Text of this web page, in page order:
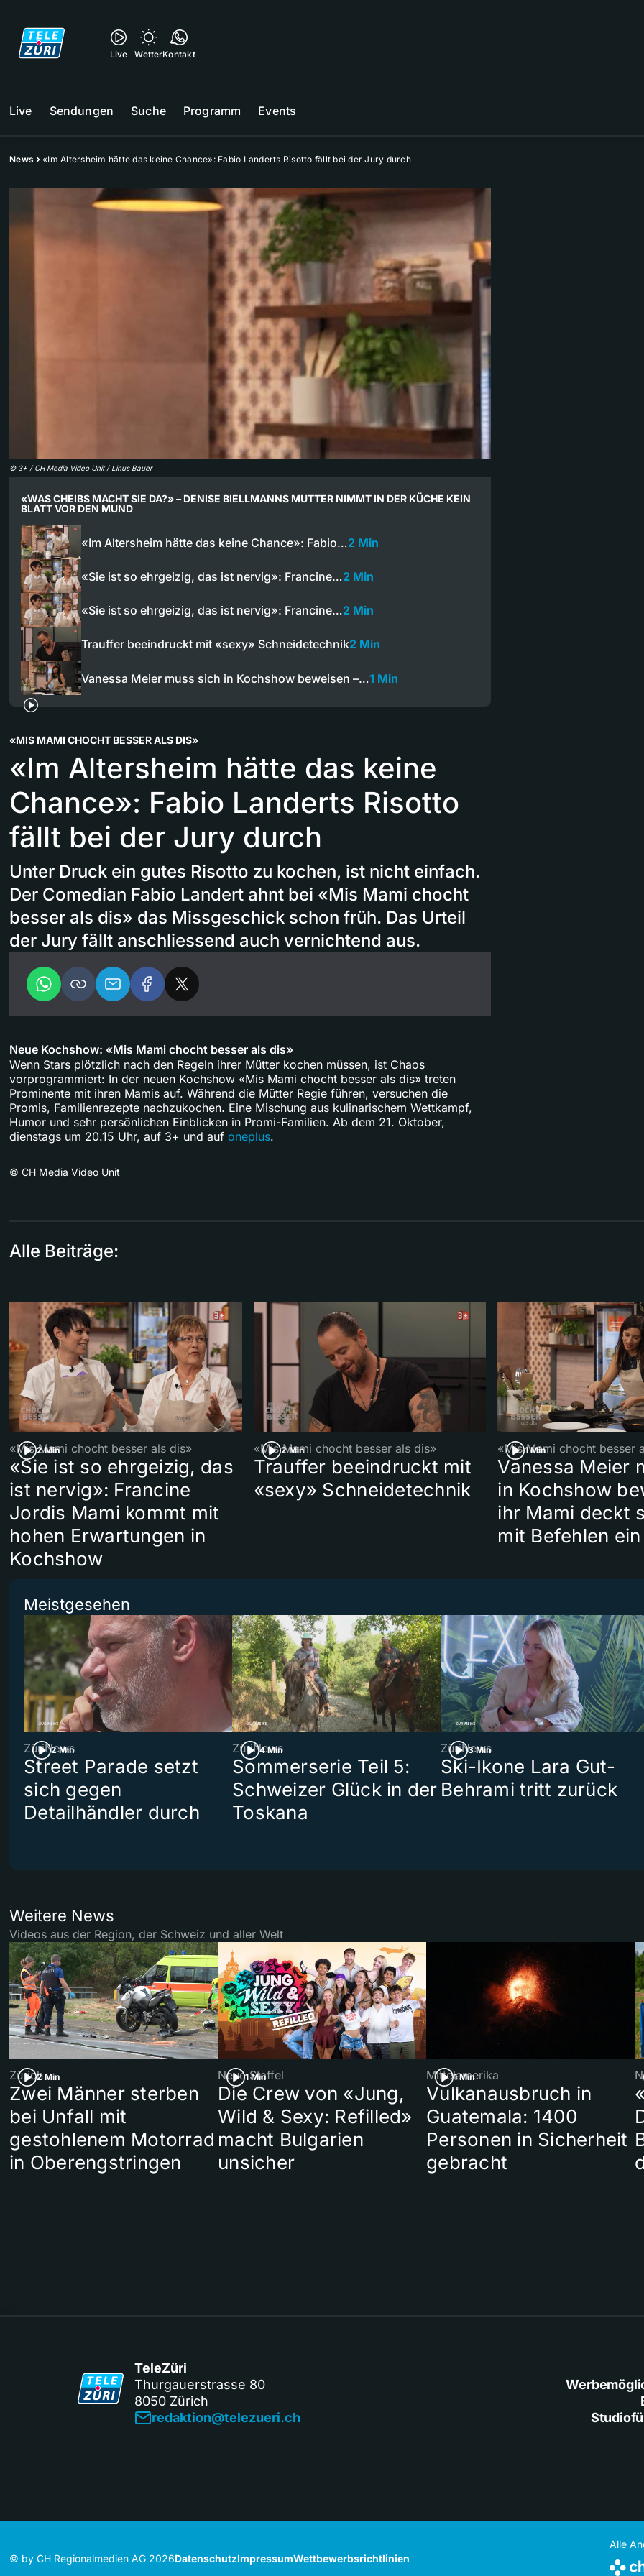
Live WetterKontakt
Live Sendungen Suche Programm Events
News «Im Altersheim hätte das keine Chance»: Fabio Landerts Risotto fällt bei der Jury durch
© 3+ / CH Media Video Unit / Linus Bauer
«WAS CHEIBS MACHT SIE DA?» – DENISE BIELLMANNS MUTTER NIMMT IN DER KÜCHE KEIN
BLATT VOR DEN MUND
«Im Altersheim hätte das keine Chance»: Fabio…2 Min
«Sie ist so ehrgeizig, das ist nervig»: Francine…2 Min
«Sie ist so ehrgeizig, das ist nervig»: Francine…2 Min
Trauffer beeindruckt mit «sexy» Schneidetechnik2 Min
Vanessa Meier muss sich in Kochshow beweisen –…1 Min
«MIS MAMI CHOCHT BESSER ALS DIS»
«Im Altersheim hätte das keine
Chance»: Fabio Landerts Risotto
fällt bei der Jury durch
Unter Druck ein gutes Risotto zu kochen, ist nicht einfach.
Der Comedian Fabio Landert ahnt bei «Mis Mami chocht
besser als dis» das Missgeschick schon früh. Das Urteil
der Jury fällt anschliessend auch vernichtend aus.
Neue Kochshow: «Mis Mami chocht besser als dis»
Wenn Stars plötzlich nach den Regeln ihrer Mütter kochen müssen, ist Chaos
vorprogrammiert: In der neuen Kochshow «Mis Mami chocht besser als dis» treten
Prominente mit ihren Mamis auf. Während die Mütter Regie führen, versuchen die
Promis, Familienrezepte nachzukochen. Eine Mischung aus kulinarischem Wettkampf,
Humor und sehr persönlichen Einblicken in Promi-Familien. Ab dem 21. Oktober,
dienstags um 20.15 Uhr, auf 3+ und auf oneplus.
© CH Media Video Unit
Alle Beiträge:
2 Min
«Mis Mami chocht besser als dis»
«Sie ist so ehrgeizig, das
ist nervig»: Francine
Jordis Mami kommt mit
hohen Erwartungen in
Kochshow
2 Min
«Mis Mami chocht besser als dis»
Trauffer beeindruckt mit
«sexy» Schneidetechnik
1 Min
«Mis Mami chocht besser
Vanessa Meier
in Kochshow
ihr Mami deckt
mit Befehlen ein
Meistgesehen
2 Min
ZüriNews
Street Parade setzt
sich gegen
Detailhändler durch
4 Min
ZüriNews
Sommerserie Teil 5:
Schweizer Glück in der
Toskana
3 Min
ZüriNews
Ski-Ikone Lara Gut-
Behrami tritt zurück
Weitere News
Videos aus der Region, der Schweiz und aller Welt
2 Min
Zürich
Zwei Männer sterben
bei Unfall mit
gestohlenem Motorrad
in Oberengstringen
1 Min
Neue Staffel
Die Crew von «Jung,
Wild & Sexy: Refilled»
macht Bulgarien
unsicher
1 Min
Mittelamerika
Vulkanausbruch in
Guatemala: 1400
Personen in Sicherheit
gebracht
TeleZüri
Thurgauerstrasse 80
8050 Zürich
redaktion@telezueri.ch
© by CH Regionalmedien AG 2026DatenschutzImpressumWettbewerbsrichtlinien
Alle